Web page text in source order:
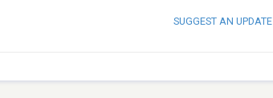
SUGGEST AN UPDATE